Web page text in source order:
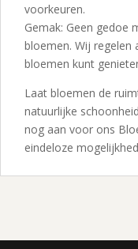
voorkeuren.
Gemak: Geen gedoe
bloemen. Wij regelen
bloemen kunt
Laat bloemen de
natuurlijke
nog aan voor ons
eindeloze